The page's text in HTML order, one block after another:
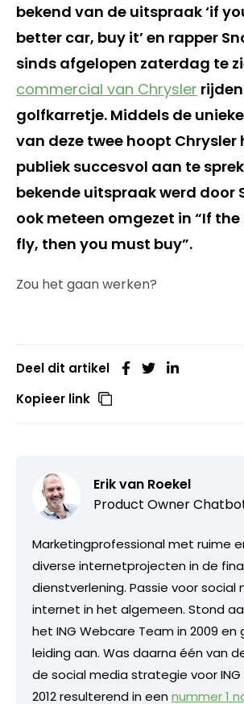
bekend van de uitspraak ‘if
better car, buy it’ en rapper
sinds afgelopen zaterdag te
commercial van Chrysler
golfkarretje. Middels de
van deze twee hoopt Chrysler
publiek succesvol aan te
bekende uitspraak werd door
ook meteen omgezet in “If
fly, then you must buy”.
Zou het gaan werken?
Deel dit artikel
Kopieer link
Erik van Roekel
Product Owner
Marketingprofessional met ruime
diverse internetprojecten in de
dienstverlening. Passie voor social
internet in het algemeen. Stond
het ING Webcare Team in 2009 en
leiding aan. Was daarna één van
de social media strategie voor ING
2012 resulterend in eennummer 1